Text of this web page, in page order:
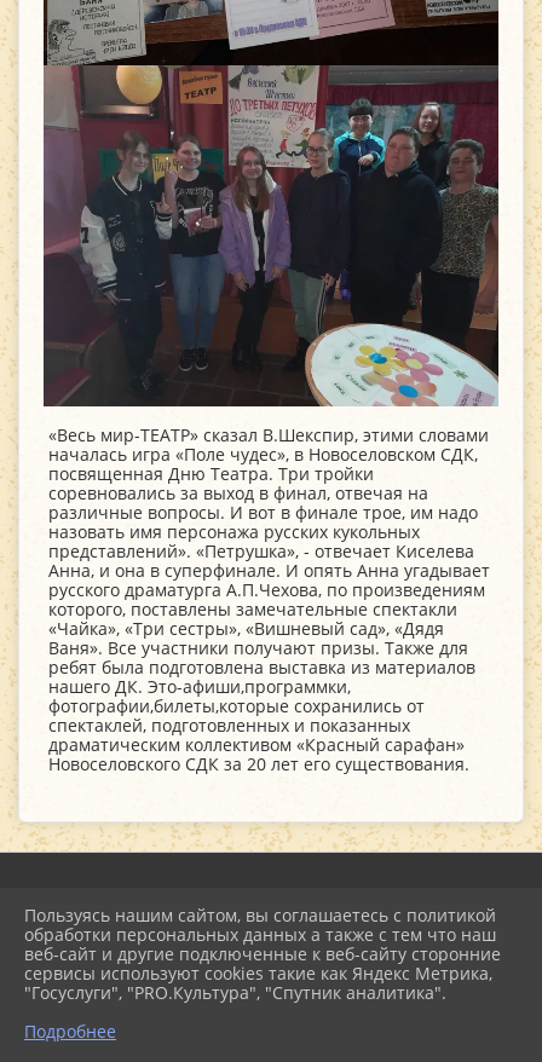
«Весь мир-ТЕАТР» сказал В.Шекспир, этими словами
началась игра «Поле чудес», в Новоселовском СДК,
посвященная Дню Театра. Три тройки
соревновались за выход в финал, отвечая на
различные вопросы. И вот в финале трое, им надо
назовать имя персонажа русских кукольных
представлений». «Петрушка», - отвечает Киселева
Анна, и она в суперфинале. И опять Анна угадывает
русского драматурга А.П.Чехова, по произведениям
которого, поставлены замечательные спектакли
«Чайка», «Три сестры», «Вишневый сад», «Дядя
Ваня». Все участники получают призы. Также для
ребят была подготовлена выставка из материалов
нашего ДК. Это-афиши,программки,
фотографии,билеты,которые сохранились от
спектаклей, подготовленных и показанных
драматическим коллективом «Красный сарафан»
Новоселовского СДК за 20 лет его существования.
2026 г. mu-emcdk.ru
Вход
Карта сайта
Политика обработки персональных данных
Сделано на KubCMS
Пользуясь нашим сайтом, вы соглашаетесь с политикой
обработки персональных данных а также с тем что наш
веб-сайт и другие подключенные к веб-сайту сторонние
сервисы используют cookies такие как Яндекс Метрика,
"Госуслуги", "PRO.Культура", "Спутник аналитика".
Подробнее